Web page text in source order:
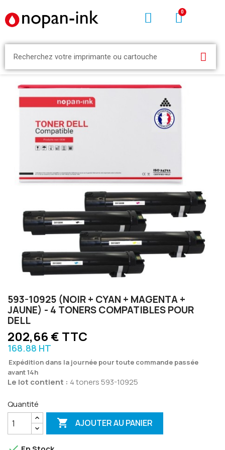
593-10925 (NOIR + CYAN + MAGENTA +
JAUNE) - 4 TONERS COMPATIBLES POUR
DELL
202,66 € TTC
168.88 HT
Expédition dans la journée pour toute commande passée
avant 14h
Le lot contient : 4 toners 593-10925
Quantité
 AJOUTER AU PANIER